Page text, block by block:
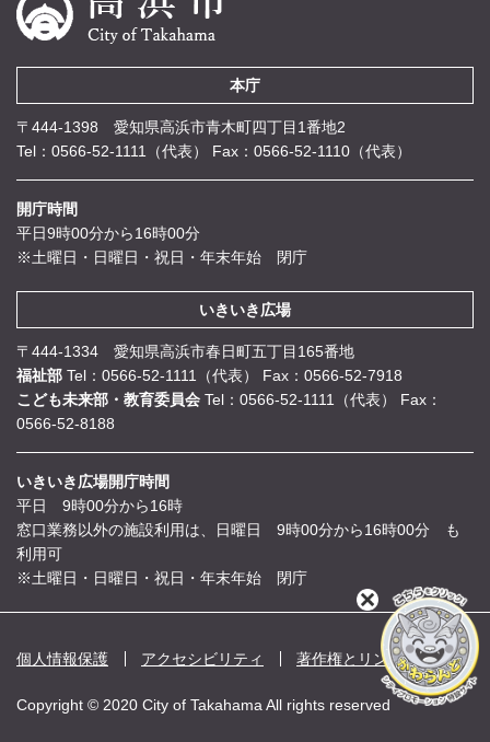
本庁
〒444-1398 愛知県高浜市青木町四丁目1番地2
Tel：0566-52-1111（代表）
Fax：0566-52-1110（代表）
開庁時間
平日9時00分から16時00分
※土曜日・日曜日・祝日・年末年始 閉庁
いきいき広場
〒444-1334 愛知県高浜市春日町五丁目165番地
福祉部 Tel：0566-52-1111（代表）
Fax：0566-52-7918
こども未来部・教育委員会 Tel：0566-52-1111（代表）
Fax：
0566-52-8188
いきいき広場開庁時間
平日 9時00分から16時
窓口業務以外の施設利用は、日曜日 9時00分から16時00分 も
利用可
※土曜日・日曜日・祝日・年末年始 閉庁
個人情報保護 アクセシビリティ 著作権とリンク
Copyright © 2020 City of Takahama All rights reserved
閉